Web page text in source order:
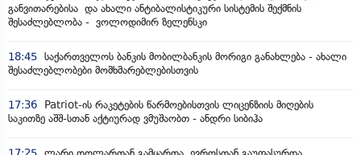
განვითარებისა და ახალი ანტიბალისტიკური სისტემის შექმნის
შესაძლებლობა - ვოლოდიმირ ზელენსკი
18:45 საქართველოს ბანკის მობილბანკის მორიგი განახლება - ახალი
შესაძლებლობები მომხმარებლებისთვის
17:36
Patriot-ის რაკეტების წარმოებისთვის ლიცენზიის მიღების
საკითზე აშშ-სთან აქტიურად ვმუშაობთ - ანდრი სიბიჰა